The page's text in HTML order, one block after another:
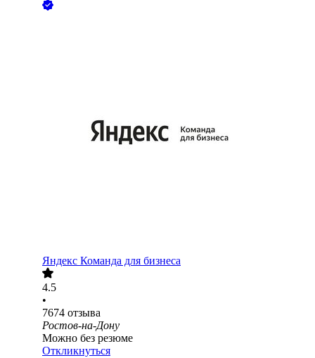
Яндекс Команда для бизнеса
4.5
•
7674 отзыва
Ростов-на-Дону
Можно без резюме
Откликнуться